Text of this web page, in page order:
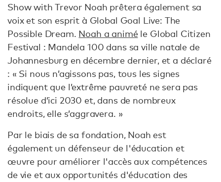
Show with Trevor Noah prêtera également sa
voix et son esprit à Global Goal Live: The
Possible Dream. Noah a animéle Global Citizen
Festival : Mandela 100 dans sa ville natale de
Johannesburg en décembre dernier, et a déclaré
: « Si nous n’agissons pas, tous les signes
indiquent que l’extrême pauvreté ne sera pas
résolue d’ici 2030 et, dans de nombreux
endroits, elle s’aggravera. »
Par le biais de sa fondation, Noah est
également un défenseur de l'éducation et
œuvre pour améliorer l'accès aux compétences
de vie et aux opportunités d'éducation des